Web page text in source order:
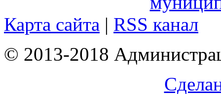
Карта сайта | RSS канал
© 2013-2018